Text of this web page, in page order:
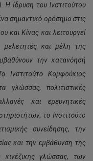
Η ίδρυση του Ινστιτούτου
σημαντικό ορόσημο στις
και Κίνας και λειτουργεί
και μέλη της
την κατανόησή
Ινστιτούτο Κομφούκιος
γλώσσας, πολιτιστικές
και ερευνητικές
το Ινστιτούτο
συνείδησης, την
και την εμβάθυνση της
κινέζικης γλώσσας, των